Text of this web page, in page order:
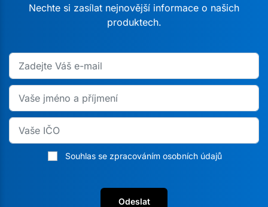
Nechte si zasílat nejnovější informace o našich
produktech.
Souhlas se zpracováním osobních údajů
Odeslat